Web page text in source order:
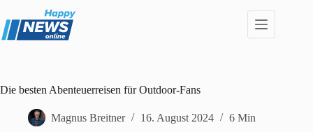
Inhalt
springen
Die besten Abenteuerreisen für Outdoor-Fans
Magnus Breitner 16. August 2024 6 Min